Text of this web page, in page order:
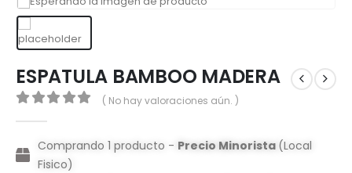
ESPATULA BAMBOO MADERA
( No hay valoraciones aún. )
Comprando 1 producto - Precio Minorista (Local
Fisico)